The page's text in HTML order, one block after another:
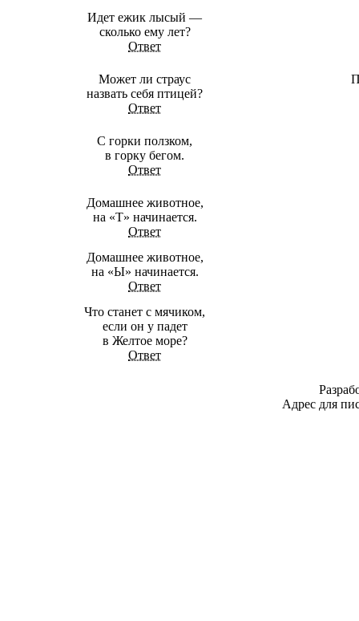
Идет ежик лысый —
сколько ему лет?
Ответ
Может ли страус
назвать себя птицей?
Ответ
С горки ползком,
в горку бегом.
Ответ
Домашнее животное,
на «Т» начинается.
Ответ
Домашнее животное,
на «Ы» начинается.
Ответ
Что станет с мячиком,
если он у падет
в Желтое море?
Ответ
Адрес для